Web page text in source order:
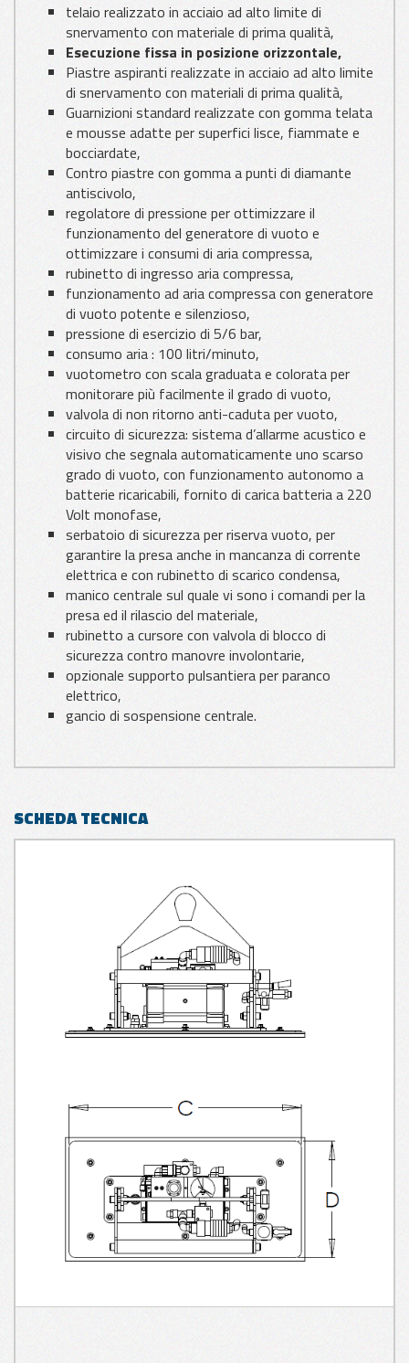
telaio realizzato in acciaio ad alto limite di
snervamento con materiale di prima qualità,
Esecuzione fissa in posizione orizzontale,
Piastre aspiranti realizzate in acciaio ad alto limite
di snervamento con materiali di prima qualità,
Guarnizioni standard realizzate con gomma telata
e mousse adatte per superfici lisce, fiammate e
bocciardate,
Contro piastre con gomma a punti di diamante
antiscivolo,
regolatore di pressione per ottimizzare il
funzionamento del generatore di vuoto e
ottimizzare i consumi di aria compressa,
rubinetto di ingresso aria compressa,
funzionamento ad aria compressa con generatore
di vuoto potente e silenzioso,
pressione di esercizio di 5/6 bar,
consumo aria : 100 litri/minuto,
vuotometro con scala graduata e colorata per
monitorare più facilmente il grado di vuoto,
valvola di non ritorno anti-caduta per vuoto,
circuito di sicurezza: sistema d’allarme acustico e
visivo che segnala automaticamente uno scarso
grado di vuoto, con funzionamento autonomo a
batterie ricaricabili, fornito di carica batteria a 220
Volt monofase,
serbatoio di sicurezza per riserva vuoto, per
garantire la presa anche in mancanza di corrente
elettrica e con rubinetto di scarico condensa,
manico centrale sul quale vi sono i comandi per la
presa ed il rilascio del materiale,
rubinetto a cursore con valvola di blocco di
sicurezza contro manovre involontarie,
opzionale supporto pulsantiera per paranco
elettrico,
gancio di sospensione centrale.
SCHEDA TECNICA